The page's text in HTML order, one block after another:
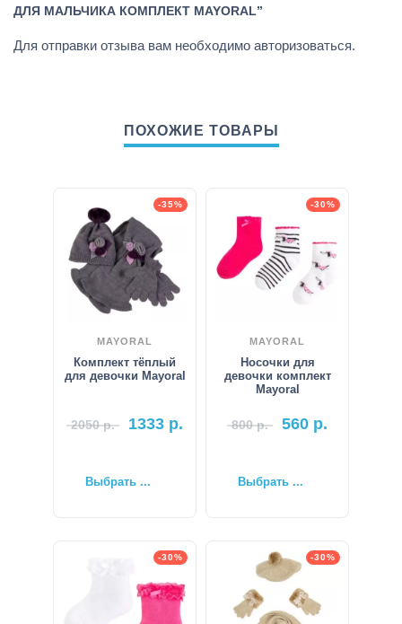
ДЛЯ МАЛЬЧИКА КОМПЛЕКТ MAYORAL”
Для отправки отзыва вам необходимо авторизоваться.
ПОХОЖИЕ ТОВАРЫ
-35%
MAYORAL
Комплект тёплый
для девочки Mayoral
2050р. 1333 р.
Выбрать ...
-30%
MAYORAL
Носочки для
девочки комплект
Mayoral
800р. 560 р.
Выбрать ...
-30% -30%